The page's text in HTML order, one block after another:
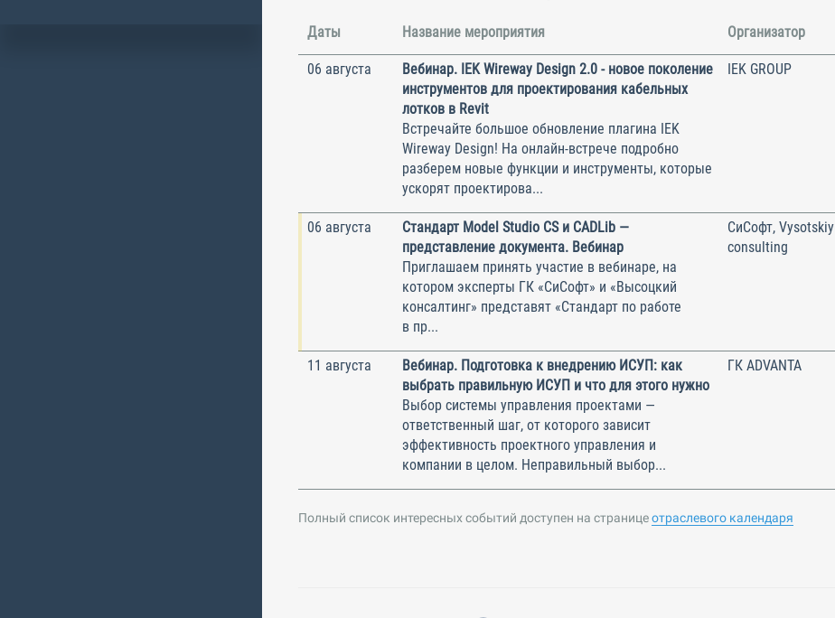
Даты Название мероприятия Организатор
06 августа
Вебинар. IEK Wireway Design 2.0 - новое поколение
инструментов для проектирования кабельных
лотков в Revit
Встречайте большое обновление плагина IEK
Wireway Design! На онлайн-встрече подробно
разберем новые функции и инструменты, которые
ускорят проектирова...
IEK GROUP
06 августа
Стандарт Model Studio CS и CADLib —
представление документа. Вебинар
Приглашаем принять участие в вебинаре, на
котором эксперты ГК «СиСофт» и «Высоцкий
консалтинг» представят «Стандарт по работе
в пр...
СиСофт, Vysotskiy
consulting
11 августа
Вебинар. Подготовка к внедрению ИСУП: как
выбрать правильную ИСУП и что для этого нужно
Выбор системы управления проектами —
ответственный шаг, от которого зависит
эффективность проектного управления и
компании в целом. Неправильный выбор...
ГК ADVANTA
Полный список интересных событий доступен на страницеотраслевого календаря